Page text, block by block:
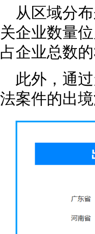
从区域分
关企业数量
占企业总数的
此外，通
法案件的出